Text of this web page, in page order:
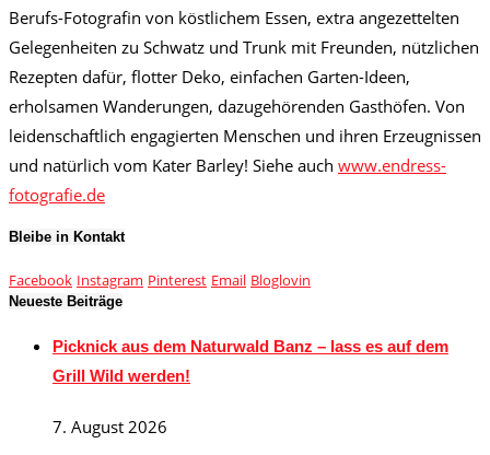
Berufs-Fotografin von köstlichem Essen, extra angezettelten
Gelegenheiten zu Schwatz und Trunk mit Freunden, nützlichen
Rezepten dafür, flotter Deko, einfachen Garten-Ideen,
erholsamen Wanderungen, dazugehörenden Gasthöfen. Von
leidenschaftlich engagierten Menschen und ihren Erzeugnissen
und natürlich vom Kater Barley! Siehe auch www.endress-
fotografie.de
Bleibe in Kontakt
Facebook Instagram Pinterest Email Bloglovin
Neueste Beiträge
Picknick aus dem Naturwald Banz – lass es auf dem
Grill Wild werden!
7. August 2026